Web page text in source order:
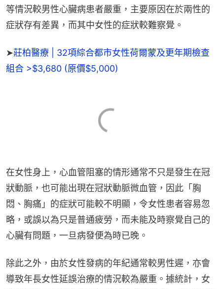
等情況較男性心臟病患者嚴重，主要原因在於兩性的
症狀存有差異，而其中女性的症狀較難察覺。
➤莊柏醫療 | 32項綜合都市女性荷爾蒙及更年期檢查
組合 >$3,680 (原價$5,000)
在女性身上，心血管阻塞的情形通常不只是發生在冠
狀動脈，也可能出現在冠狀動脈微血管，因此「胸
悶、胸痛」的症狀可能較不明顯，令女性患者容易忽
略，或誤以為只是普通疲勞，而未能及時察覺自己的
心臟有問題，一旦病發便為時已晚。
除此之外，由於女性發病的年紀通常較男性遲，亦會
導致年長女性延誤治療的情況較為嚴重。據統計，女